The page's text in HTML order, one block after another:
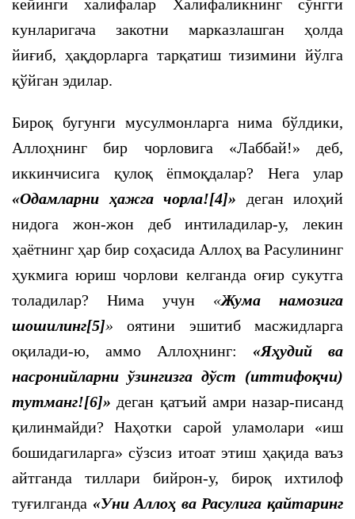
кейинги халифалар Халифаликнинг сўнгги
кунларигача закотни марказлашган ҳолда
йиғиб, ҳақдорларга тарқатиш тизимини йўлга
қўйган эдилар.
Бироқ бугунги мусулмонларга нима бўлдики,
Аллоҳнинг бир чорловига «Лаббай!» деб,
иккинчисига қулоқ ёпмоқдалар? Нега улар
«Одамларни ҳажга чорла![4]» деган илоҳий
нидога жон-жон деб интиладилар-у, лекин
ҳаётнинг ҳар бир соҳасида Аллоҳ ва Расулининг
ҳукмига юриш чорлови келганда оғир сукутга
толадилар? Нима учун «Жума намозига
шошилинг[5]» оятини эшитиб масжидларга
оқилади-ю, аммо Аллоҳнинг: «Яҳудий ва
насронийларни ўзингизга дўст (иттифоқчи)
тутманг![6]» деган қатъий амри назар-писанд
қилинмайди? Наҳотки сарой уламолари «иш
бошидагиларга» сўзсиз итоат этиш ҳақида ваъз
айтганда тиллари бийрон-у, бироқ ихтилоф
туғилганда «Уни Аллоҳ ва Расулига қайтаринг